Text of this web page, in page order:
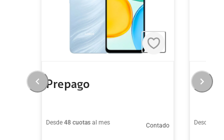
Prepago
Desde 48 cuotas al mes Contado Desde